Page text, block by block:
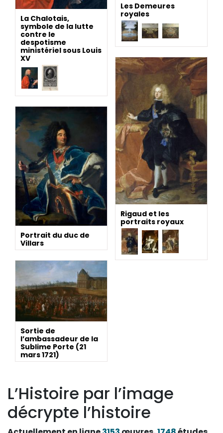
Les Demeures
royales
La Chalotais,
symbole de la lutte
contre le
despotisme
ministériel sous Louis
XV
Rigaud et les
portraits royaux
Portrait du duc de
Villars
Sortie de
l’ambassadeur de la
Sublime Porte (21
mars 1721)
L’Histoire par l’image
décrypte l’histoire